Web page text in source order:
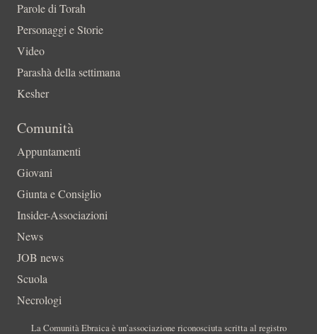
Parole di Torah
Personaggi e Storie
Video
Parashà della settimana
Kesher
Comunità
Appuntamenti
Giovani
Giunta e Consiglio
Insider-Associazioni
News
JOB news
Scuola
Necrologi
La Comunità Ebraica è un’associazione riconosciuta scritta al registro